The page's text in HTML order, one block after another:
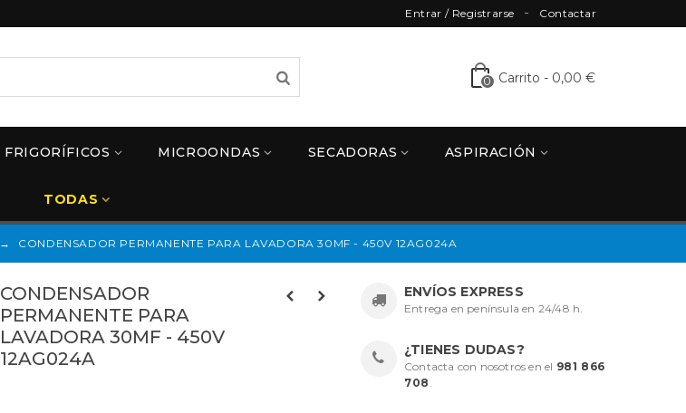
Contactar
Entrar / Registrarse
0 Carrito - 0,00 €
FRIGORÍFICOS MICROONDAS SECADORAS ASPIRACIÓN
TODAS
→ CONDENSADOR PERMANENTE PARA LAVADORA 30MF - 450V 12AG024A
CONDENSADOR
PERMANENTE PARA
LAVADORA 30MF - 450V
12AG024A
ENVÍOS EXPRESS
Entrega en península en 24/48 h.
¿TIENES DUDAS?
Contacta con nosotros en el 981 866
708 .